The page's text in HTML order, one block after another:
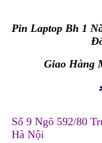
Pin Laptop Bh 1
Giao Hàng
Số 9 Ngõ 592/80
Hà Nội